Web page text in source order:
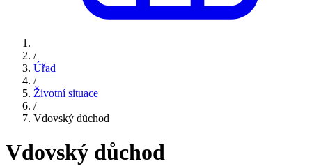
/
Úřad
/
Životní situace
/
Vdovský důchod
Vdovský důchod